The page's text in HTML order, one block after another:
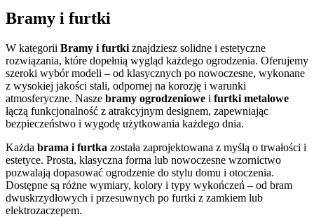
Bramy i furtki
W kategorii Bramy i furtki znajdziesz solidne i estetyczne
rozwiązania, które dopełnią wygląd każdego ogrodzenia. Oferujemy
szeroki wybór modeli – od klasycznych po nowoczesne, wykonane
z wysokiej jakości stali, odpornej na korozję i warunki
atmosferyczne. Nasze bramy ogrodzeniowe i furtki metalowe
łączą funkcjonalność z atrakcyjnym designem, zapewniając
bezpieczeństwo i wygodę użytkowania każdego dnia.
Każda brama i furtka została zaprojektowana z myślą o trwałości i
estetyce. Prosta, klasyczna forma lub nowoczesne wzornictwo
pozwalają dopasować ogrodzenie do stylu domu i otoczenia.
Dostępne są różne wymiary, kolory i typy wykończeń – od bram
dwuskrzydłowych i przesuwnych po furtki z zamkiem lub
elektrozaczepem.